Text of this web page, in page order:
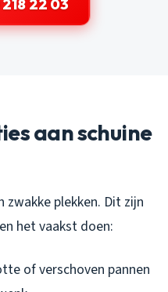
22 03
aan schuine
zwakke plekken. Dit zijn
het vaakst doen:
of verschoven pannen